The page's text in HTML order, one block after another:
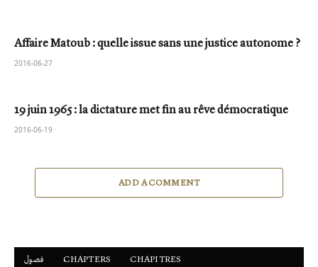
Affaire Matoub : quelle issue sans une justice autonome ?
2016-06-27
19 juin 1965 : la dictature met fin au rêve démocratique
2016-06-19
ADD A COMMENT
فصول ْCHAPTERS CHAPITRES